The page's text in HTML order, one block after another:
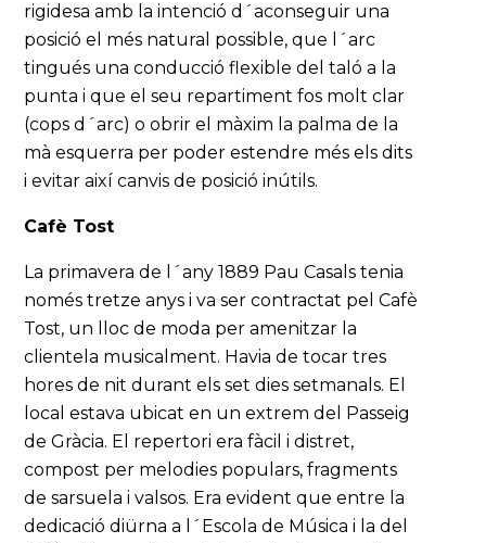
rigidesa amb la intenció d´aconseguir una
posició el més natural possible, que l´arc
tingués una conducció flexible del taló a la
punta i que el seu repartiment fos molt clar
(cops d´arc) o obrir el màxim la palma de la
mà esquerra per poder estendre més els dits
i evitar així canvis de posició inútils.
Cafè Tost
La primavera de l´any 1889 Pau Casals tenia
només tretze anys i va ser contractat pel Cafè
Tost, un lloc de moda per amenitzar la
clientela musicalment. Havia de tocar tres
hores de nit durant els set dies setmanals. El
local estava ubicat en un extrem del Passeig
de Gràcia. El repertori era fàcil i distret,
compost per melodies populars, fragments
de sarsuela i valsos. Era evident que entre la
dedicació diürna a l´Escola de Música i la del